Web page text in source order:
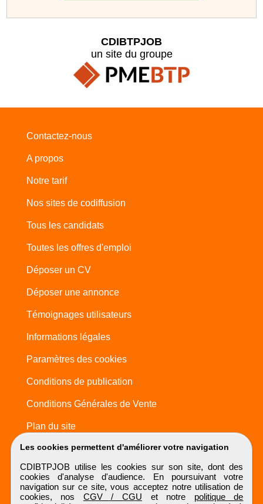
Les cookies permettent d'améliorer votre navigation
CDIBTPJOB utilise les cookies sur son site, dont des
cookies d'analyse d'audience. En poursuivant votre
navigation sur ce site, vous acceptez notre utilisation de
cookies, nos CGV / CGU et notre politique de
CDIBTPJOB
un site du groupe
Contactez-nous
A propos
Notre tarif
Nos sites de codiffusion
Tous les candidats
Toutes les offres d'emploi
Déposer un CV
Déposer une annonce
Témoignages utilisateurs
Informations légales
Paramètres des cookies
Conditions de publication
Conditions Générales de Vente
Plan du site